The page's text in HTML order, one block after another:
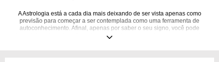
A Astrologia está a cada dia mais deixando de ser vista apenas como
previsão para começar a ser contemplada como uma ferramenta de
autoconhecimento. Afinal, apenas por saber o seu signo, você pode
descobrir muito sobre si e sobre a maneira com que interpreta o mundo.